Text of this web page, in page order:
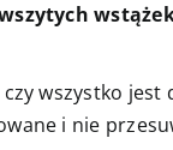
wszystko jest
i nie